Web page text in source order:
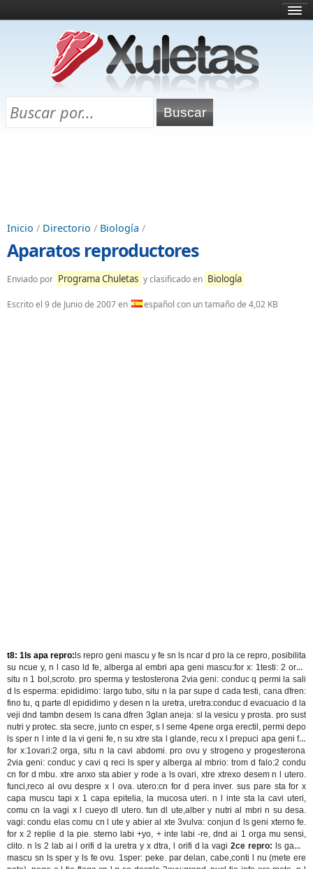
¿Qué es esto?
Directorio
Chuletas para exámenes
Inicio / Directorio / Biología /
Aparatos reproductores
Enviado por Programa Chuletas y clasificado en Biología
Escrito el 9 de Junio de 2007en español con un tamaño de 4,02 KB
t8: 1ls apa repro: ls repro geni mascu y fe sn ls ncar d pro la ce repro, posibilita
su ncue y, n l caso ld fe, alberga al embriapa geni mascu:for x: 1testi: 2 orga
situ n 1 bol,scroto. pro sperma y testosterona 2via geni: conduc q permi la sali
d ls esperma: epididimo: largo tubo, situ n la par supe d cada testi, cana dfren:
fino tu, q parte dl epididimo y desen n la uretra, uretra:conduc d evacuacio d la
veji dnd tambn desem ls cana dfren 3glan aneja: sl la vesicu y prosta. pro sust
nutri y protec. sta secre, junto cn esper, s l seme 4pene orga erectil, permi depo
ls sper n l inte d la vi geni fe, n su xtre sta l glande, recu x l prepuci apa geni fe:
for x:1ovari:2 orga, situ n la cavi abdomi. pro ovu y strogeno y progesterona
2via geni: conduc y cavi q reci ls sper y alberga al mbrio: trom d falo:2 condu
cn for d mbu. xtre anxo sta abier y rode a ls ovari, xtre xtrexo desem n l utero.
funci,reco al ovu despre x l ova. utero:cn for d pera inver. sus pare sta for x
capa muscu tapi x 1 capa epitelia, la mucosa uteri. n l inte sta la cavi uteri,
comu cn la vagi x l cueyo dl utero. fun dl ute,alber y nutri al mbri n su desa.
vagi: condu elas comu cn l ute y abier al xte 3vulva: conjun d ls geni xterno fe.
for x 2 replie d la pie. sterno labi +yo, + inte labi -re, dnd ai 1 orga mu sensi,
clito. n ls 2 lab ai l orifi d la uretra y x dtra, l orifi d la vagi2ce repro: ls game
mascu sn ls sper y ls fe ovu. 1sper: peke. par delan, cabe,conti l nu (mete ere